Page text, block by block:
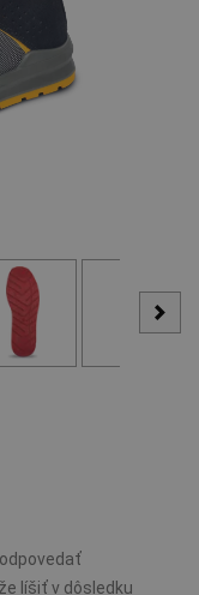
líšiť v dôsledku